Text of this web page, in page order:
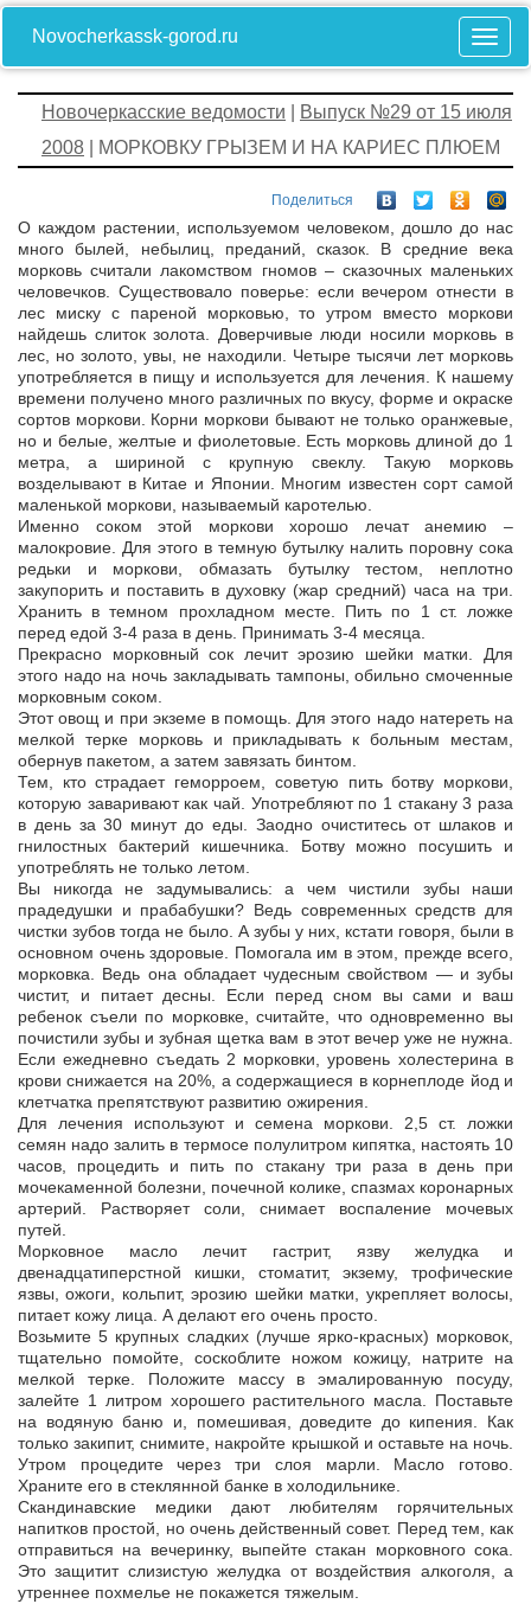
Novocherkassk-gorod.ru
Новочеркасские ведомости
Выпуск №29 от 15 июля
2008 | МОРКОВКУ ГРЫЗЕМ И НА КАРИЕС ПЛЮЕМ
Поделиться
О каждом растении, используемом человеком, дошло до нас
много былей, небылиц, преданий, сказок. В средние века
морковь считали лакомством гномов – сказочных маленьких
человечков. Существовало поверье: если вечером отнести в
лес миску с пареной морковью, то утром вместо моркови
найдешь слиток золота. Доверчивые люди носили морковь в
лес, но золото, увы, не находили. Четыре тысячи лет морковь
употребляется в пищу и используется для лечения. К нашему
времени получено много различных по вкусу, форме и окраске
сортов моркови. Корни моркови бывают не только оранжевые,
но и белые, желтые и фиолетовые. Есть морковь длиной до 1
метра, а шириной с крупную свеклу. Такую морковь
возделывают в Китае и Японии. Многим известен сорт самой
маленькой моркови, называемый каротелью.
Именно соком этой моркови хорошо лечат анемию –
малокровие. Для этого в темную бутылку налить поровну сока
редьки и моркови, обмазать бутылку тестом, неплотно
закупорить и поставить в духовку (жар средний) часа на три.
Хранить в темном прохладном месте. Пить по 1 ст. ложке
перед едой 3-4 раза в день. Принимать 3-4 месяца.
Прекрасно морковный сок лечит эрозию шейки матки. Для
этого надо на ночь закладывать тампоны, обильно смоченные
морковным соком.
Этот овощ и при экземе в помощь. Для этого надо натереть на
мелкой терке морковь и прикладывать к больным местам,
обернув пакетом, а затем завязать бинтом.
Тем, кто страдает геморроем, советую пить ботву моркови,
которую заваривают как чай. Употребляют по 1 стакану 3 раза
в день за 30 минут до еды. Заодно очиститесь от шлаков и
гнилостных бактерий кишечника. Ботву можно посушить и
употреблять не только летом.
Вы никогда не задумывались: а чем чистили зубы наши
прадедушки и прабабушки? Ведь современных средств для
чистки зубов тогда не было. А зубы у них, кстати говоря, были в
основном очень здоровые. Помогала им в этом, прежде всего,
морковка. Ведь она обладает чудесным свойством — и зубы
чистит, и питает десны. Если перед сном вы сами и ваш
ребенок съели по морковке, считайте, что одновременно вы
почистили зубы и зубная щетка вам в этот вечер уже не нужна.
Если ежедневно съедать 2 морковки, уровень холестерина в
крови снижается на 20%, а содержащиеся в корнеплоде йод и
клетчатка препятствуют развитию ожирения.
Для лечения используют и семена моркови. 2,5 ст. ложки
семян надо залить в термосе полулитром кипятка, настоять 10
часов, процедить и пить по стакану три раза в день при
мочекаменной болезни, почечной колике, спазмах коронарных
артерий. Растворяет соли, снимает воспаление мочевых
путей.
Морковное масло лечит гастрит, язву желудка и
двенадцатиперстной кишки, стоматит, экзему, трофические
язвы, ожоги, кольпит, эрозию шейки матки, укрепляет волосы,
питает кожу лица. А делают его очень просто.
Возьмите 5 крупных сладких (лучше ярко-красных) морковок,
тщательно помойте, соскоблите ножом кожицу, натрите на
мелкой терке. Положите массу в эмалированную посуду,
залейте 1 литром хорошего растительного масла. Поставьте
на водяную баню и, помешивая, доведите до кипения. Как
только закипит, снимите, накройте крышкой и оставьте на ночь.
Утром процедите через три слоя марли. Масло готово.
Храните его в стеклянной банке в холодильнике.
Скандинавские медики дают любителям горячительных
напитков простой, но очень действенный совет. Перед тем, как
отправиться на вечеринку, выпейте стакан морковного сока.
Это защитит слизистую желудка от воздействия алкоголя, а
утреннее похмелье не покажется тяжелым.